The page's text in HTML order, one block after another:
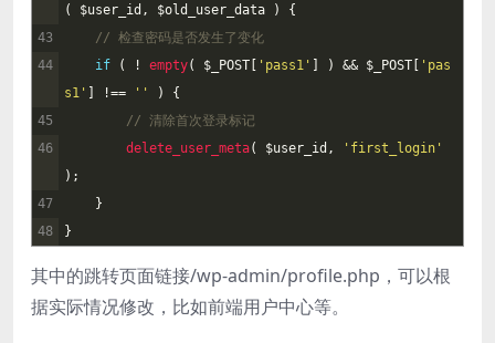
43
44
45
46
47
48
(
$user_id , $old_user data )
{
// 检查密码是否发生了变化
if
( ! empty( $ _POST [ 'pass1' ] ) && $ _POST [ 'pas
s1' ] !== '' )
{
// 清除首次登录标记
delete_user_meta( $user_id ,
'first_login'
) ;
}
}
其中的跳转页面链接/wp-admin/profile.php，可以根
据实际情况修改，比如前端用户中心等。